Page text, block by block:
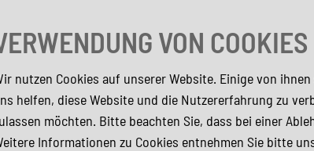
VON COOKIES
nutzen Cookies auf unserer Website. Einige von
helfen, diese Website und die Nutzererfahrung zu
möchten. Bitte beachten Sie, dass bei einer
Informationen zu Cookies entnehmen Sie bitte